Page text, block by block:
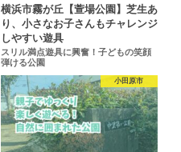
横浜市霧が丘【萱場公園】芝生あ
り、小さなお子さんもチャレンジ
しやすい遊具
スリル満点遊具に興奮！子どもの笑顔
弾ける公園
小田原市